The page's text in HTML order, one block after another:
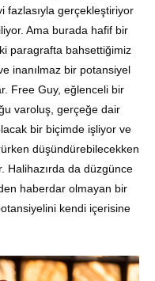
fazlasıyla gerçekleştiriyor
Ama burada hafif bir
paragrafta bahsettiğimiz
inanılmaz bir potansiyel
Free Guy, eğlenceli bir
varoluş, gerçeğe dair
bir biçimde işliyor ve
düşündürebilecekken
Halihazırda da düzgünce
haberdar olmayan bir
kendi içerisine